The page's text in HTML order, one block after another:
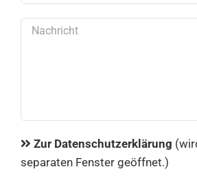
Zur Datenschutzerklärung
separaten Fenster geöffnet.)